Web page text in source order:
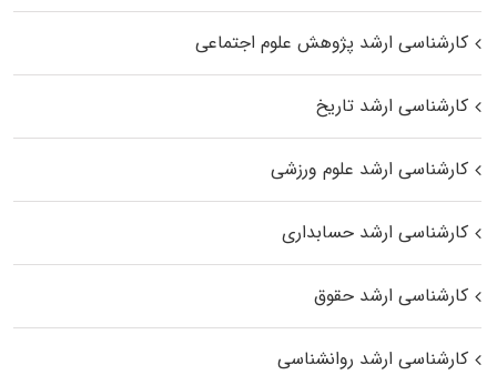
کارشناسی ارشد پژوهش علوم اجتماعی
کارشناسی ارشد تاریخ
کارشناسی ارشد علوم ورزشی
کارشناسی ارشد حسابداری
کارشناسی ارشد حقوق
کارشناسی ارشد روانشناسی